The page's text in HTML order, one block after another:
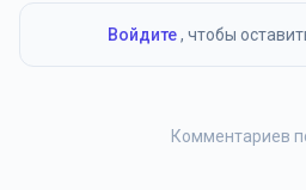
Войдите, чтобы
Комментариев